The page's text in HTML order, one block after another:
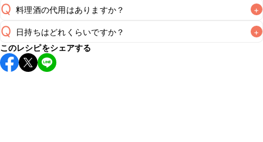
Q 料理酒の代用はありますか？ +
A
Q 日持ちはどれくらいですか？ +
保存期間は冷蔵で翌日中が目安です。なるべくお早めにお召
し上がりください。
このレシピをシェアする